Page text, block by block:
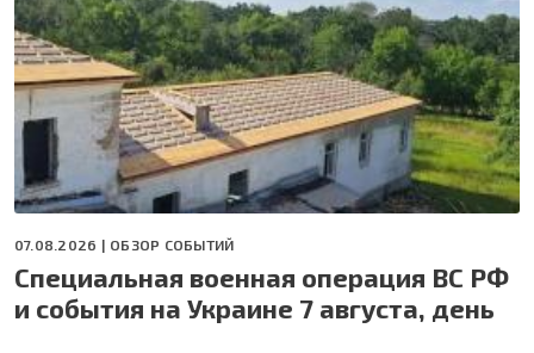
07.08.2026 | ОБЗОР СОБЫТИЙ
Специальная военная операция ВС РФ
и события на Украине 7 августа, день